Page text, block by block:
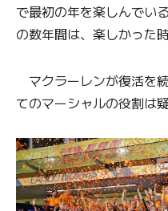
で最初の年を楽しんでい
の数年間は、楽しかった
マクラーレンが復活を
てのマーシャルの役割は